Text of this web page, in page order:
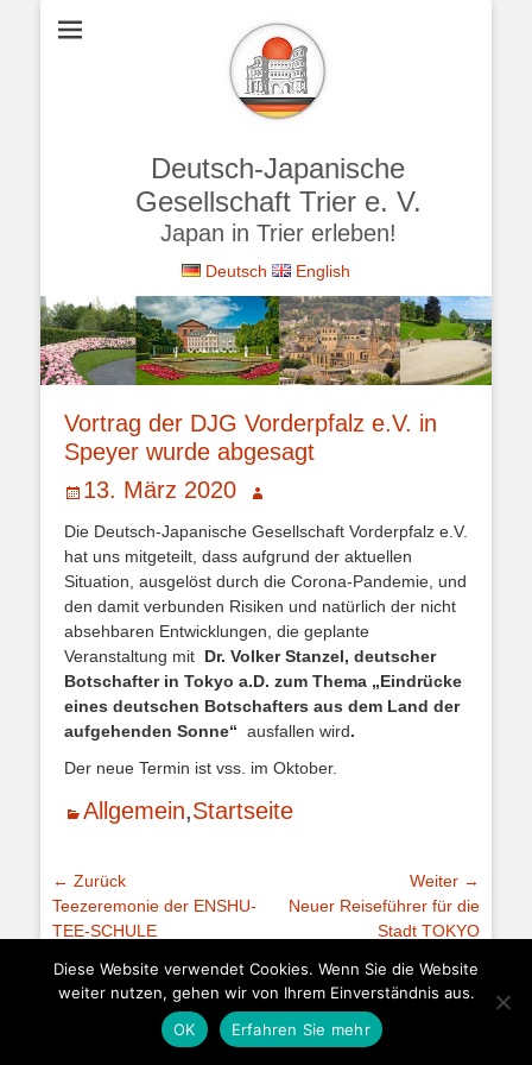
Deutsch-Japanische
Gesellschaft Trier e. V.
Japan in Trier erleben!
Deutsch English
Vortrag der DJG Vorderpfalz e.V. in
Speyer wurde abgesagt
Veröffentlicht
am
13. März 2020 Autor
Die Deutsch-Japanische Gesellschaft Vorderpfalz e.V.
hat uns mitgeteilt, dass aufgrund der aktuellen
Situation, ausgelöst durch die Corona-Pandemie, und
den damit verbunden Risiken und natürlich der nicht
absehbaren Entwicklungen, die geplante
Veranstaltung mit Dr. Volker Stanzel, deutscher
Botschafter in Tokyo a.D. zum Thema „Eindrücke
eines deutschen Botschafters aus dem Land der
aufgehenden Sonne“ ausfallen wird.
Der neue Termin ist vss. im Oktober.
Kategorien
Allgemein,Startseite
Beitragsnavigation
← Zurück
Vorhergehender
Beitrag:
Teezeremonie der ENSHU-
TEE-SCHULE
Weiter →
Nächster
Neuer Reiseführer für die
Stadt TOKYO
Copyright © 2026 Deutsch-Japanische Gesellschaft Trier e. V.
Datenschutz| Kontakt Impressum
Diese Website verwendet Cookies. Wenn Sie die Website
weiter nutzen, gehen wir von Ihrem Einverständnis aus.
OK
Erfahren Sie mehr